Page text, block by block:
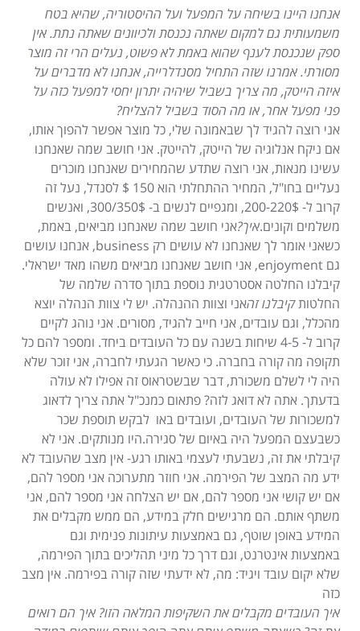
אנחנו היינו בשיחה על המפעל ועל ההיסטוריה, שהיא בטח
משמעותית גם למקום שאתה נכנסת ולכיוונים שאתה נתת. אין
ספק שנכנסת לענף שהוא באמת לא פשוט, נעלים הרי זה מוצר
מסורתי. אמרנו שזה התחיל מסנדלרייה, אנחנו לא מדברים על
איזה הייטק, מה צריך בשביל שיהיה יתרון יחסי למפעל כזה על
פני מפעל אחר, או מה הסוד בשביל להצליח?
אני רוצה להגיד לך שבאמונה שלי, כל מוצר אפשר להפוך אותו,
אם ניקח אנלוגיה של הייטק, להייטק. אני חושב שמה שאנחנו
עשינו מנאות, אני רוצה שתדע שהמחירים שאנחנו מוכרים
נעליים בחו"ל, המחיר ההתחלתי הוא 150 $ לסנדל, נעל זה
קרוב ל- 200-220$, ומגפיים לנשים ב- 300/350$, ואנשים
משלמים וקונים.איך?אני חושב שמה שאנחנו מביאים, באמת,
כשאני אומר לך שאנחנו לא עושים רק business, אנחנו עושים
גם enjoyment, אני חושב שאנחנו מביאים משהו מאד ישראלי.
קיבלנו החלטה אסטרטגית נוספת בתוך סדרה שלמה של
החלטותקיבלנו זהאני וצוות ההנהלה. יש לי צוות הנהלה יוצא
מהכלל, וגם עובדים, אני חייב להגיד, מסורים. אני נוהג לקיים
קרוב ל- 4-5 שיחות בשנה עם כל העובדים ביחד. ומספר להם כל
תקופה מה קורה בחברה. כי כאשר הגעתי לחברה, אני זוכר שלא
היה לי לשלם משכורת, דבר שבשטראוס זה אפילו לא עולה
בדעתך. אתה לא דואג לזה? פתאום כמנכ"ל אתה צריך לדאוג
למשכורות של העובדים, ועובדים באו לבקש תוספת שכר
כשבעצם המפעל היה באיום של סגירה.היו מנותקים. אני לא
קיבלתי את זה, נשבעתי לעצמי באותו רגע- אין מצב שהעובד לא
ידע מה המצב של הפירמה. אני חוזר מתערוכה אני מספר להם,
אם יש קושי אני מספר להם, אם יש הצלחה אני מספר להם, אני
משתף אותם. הם מרגישים חלק במידע, הם ממש מקבלים את
המידע באופן שוטף, גם באמצעות עיתונות פנימית וגם
באמצעות אינטרנט, וגם דרך כל מיני תהליכים בתוך הפירמה,
שלא יקום עובד ויגיד: מה, לא ידעתי שזה קורה בפירמה. אין מצב
כזה
איך העובדים מקבלים את השקיפות המלאה הזו? איך הם רואים